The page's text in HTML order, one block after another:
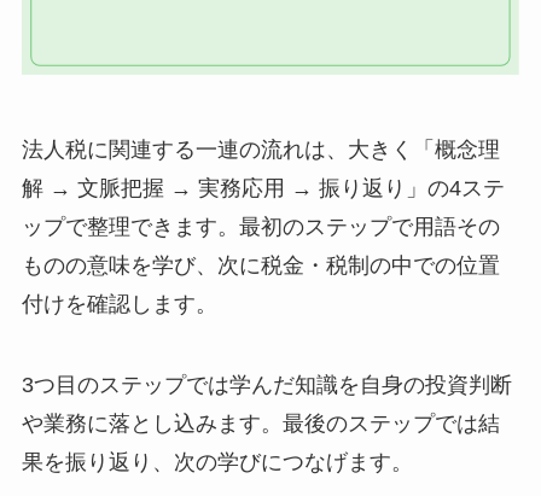
法人税に関連する一連の流れは、大きく「概念理
解 → 文脈把握 → 実務応用 → 振り返り」の4ステ
ップで整理できます。最初のステップで用語その
ものの意味を学び、次に税金・税制の中での位置
付けを確認します。
3つ目のステップでは学んだ知識を自身の投資判断
や業務に落とし込みます。最後のステップでは結
果を振り返り、次の学びにつなげます。